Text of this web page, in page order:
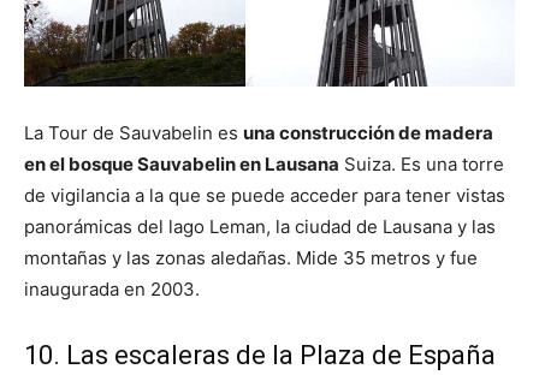
La Tour de Sauvabelin es una construcción de madera
en el bosque Sauvabelin en Lausana Suiza. Es una torre
de vigilancia a la que se puede acceder para tener vistas
panorámicas del lago Leman, la ciudad de Lausana y las
montañas y las zonas aledañas. Mide 35 metros y fue
inaugurada en 2003.
10. Las escaleras de la Plaza de España